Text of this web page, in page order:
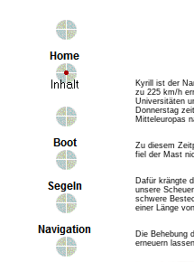
Kyrill ist der
zu 225 km/h
Universitäten
Donnerstag
Mitteleuropas
Zu diesem
fiel der Mast
Dafür krängte
unsere
schwere
einer Länge
Die Behebung
erneuern